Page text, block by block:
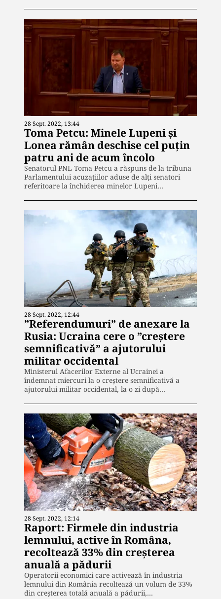
28 Sept. 2022, 13:44
Toma Petcu: Minele Lupeni și
Lonea rămân deschise cel puțin
patru ani de acum încolo
Senatorul PNL Toma Petcu a răspuns de la tribuna
Parlamentului acuzațiilor aduse de alți senatori
referitoare la închiderea minelor Lupeni…
28 Sept. 2022, 12:44
”Referendumuri” de anexare la
Rusia: Ucraina cere o ”creştere
semnificativă” a ajutorului
militar occidental
Ministerul Afacerilor Externe al Ucrainei a
îndemnat miercuri la o creştere semnificativă a
ajutorului militar occidental, la o zi după…
28 Sept. 2022, 12:14
Raport: Firmele din industria
lemnului, active în Româna,
recoltează 33% din creşterea
anuală a pădurii
Operatorii economici care activează în industria
lemnului din România recoltează un volum de 33%
din creşterea totală anuală a pădurii,…